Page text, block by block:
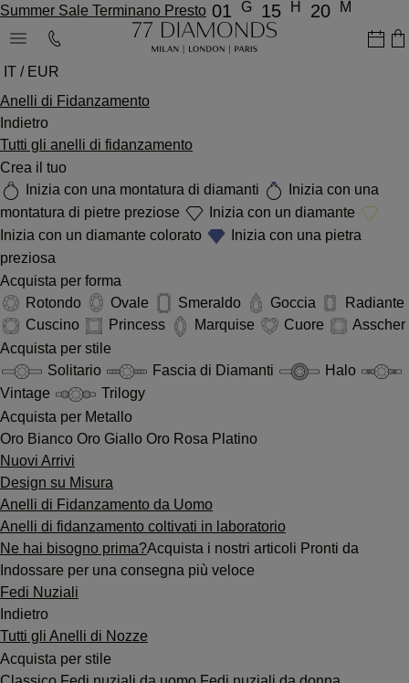
Summer Sale Terminano Presto 01 G 15 H 20 M
IT / EUR
Anelli di Fidanzamento
Indietro
Tutti gli anelli di fidanzamento
Crea il tuo
Inizia con una montatura di diamanti
Inizia con una
montatura di pietre preziose
Inizia con un diamante
Inizia con un diamante colorato
Inizia con una pietra
preziosa
Acquista per forma
Rotondo
Ovale Smeraldo Goccia
Radiante
Cuscino
Princess Marquise Cuore
Asscher
Acquista per stile
Solitario
Fascia di Diamanti
Halo
Vintage
Trilogy
Acquista per Metallo
Oro Bianco Oro Giallo Oro Rosa Platino
Nuovi Arrivi
Design su Misura
Anelli di Fidanzamento da Uomo
Anelli di fidanzamento coltivati in laboratorio
Ne hai bisogno prima?Acquista i nostri articoli Pronti da
Indossare per una consegna più veloce
Fedi Nuziali
Indietro
Tutti gli Anelli di Nozze
Acquista per stile